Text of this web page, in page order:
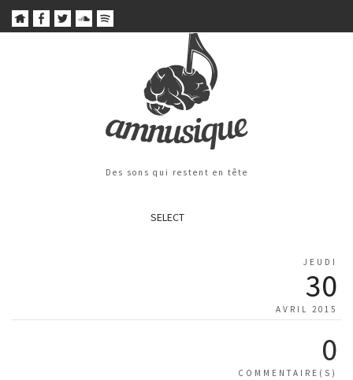
Des sons qui restent en tête
SELECT
JEUDI
30
AVRIL 2015
0
COMMENTAIRE(S)